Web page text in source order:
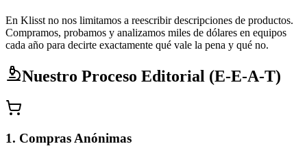
En Klisst no nos limitamos a reescribir descripciones de productos.
Compramos, probamos y analizamos miles de dólares en equipos
cada año para decirte exactamente qué vale la pena y qué no.
Nuestro Proceso Editorial (E-E-A-T)
1. Compras Anónimas